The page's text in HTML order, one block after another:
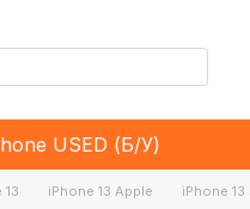
USED (Б/У)
13 iPhone 13 Apple iPhone 13